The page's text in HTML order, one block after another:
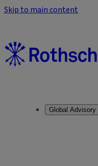
Skip to main content
Global Advisory